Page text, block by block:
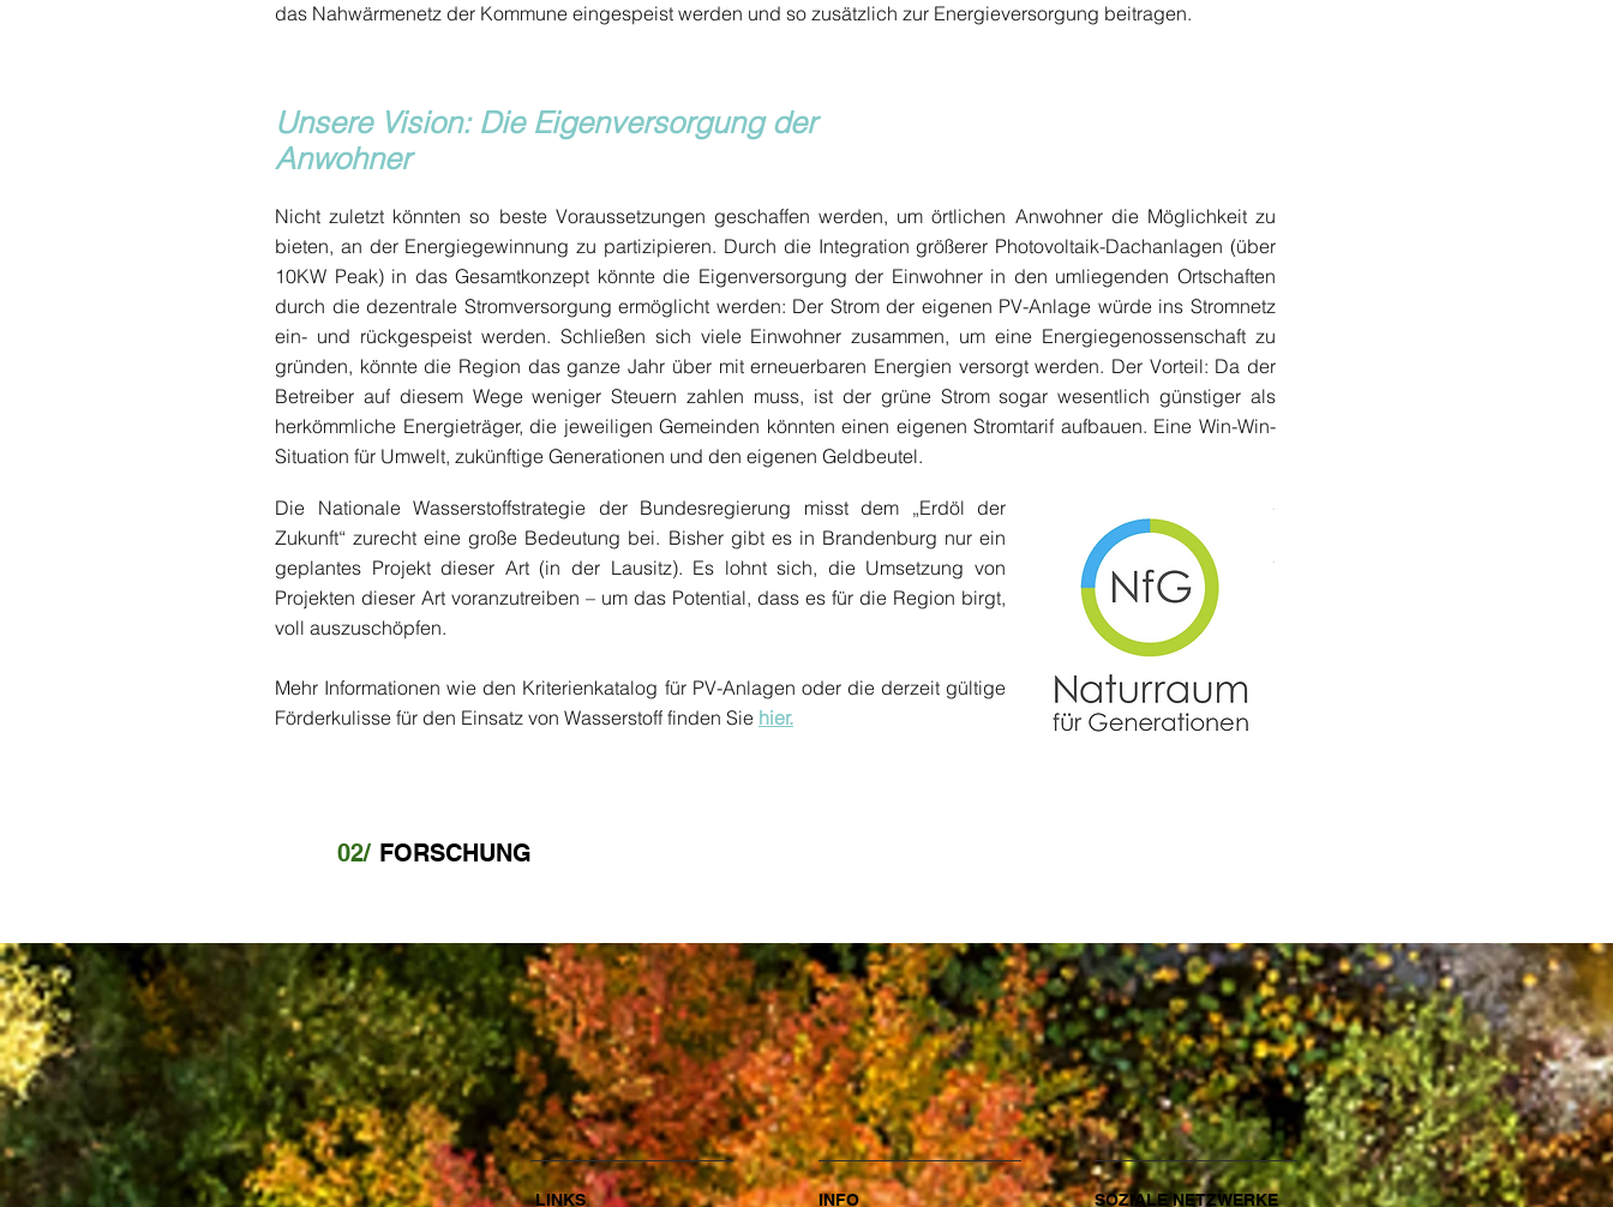
das Nahwärmenetz der Kommune eingespeist werden und so zusätzlich zur Energieversorgung beitragen.
Unsere Vision: Die Eigenversorgung der
Anwohner
Nicht zuletzt könnten so beste Voraussetzungen geschaffen werden, um örtlichen Anwohner die Möglichkeit zu
bieten, an der Energiegewinnung zu partizipieren. Durch die Integration größerer Photovoltaik-Dachanlagen (über
10KW Peak) in das Gesamtkonzept könnte die Eigenversorgung der Einwohner in den umliegenden Ortschaften
durch die dezentrale Stromversorgung ermöglicht werden: Der Strom der eigenen PV-Anlage würde ins Stromnetz
ein- und rückgespeist werden. Schließen sich viele Einwohner zusammen, um eine Energiegenossenschaft zu
gründen, könnte die Region das ganze Jahr über mit erneuerbaren Energien versorgt werden. Der Vorteil: Da der
Betreiber auf diesem Wege weniger Steuern zahlen muss, ist der grüne Strom sogar wesentlich günstiger als
herkömmliche Energieträger, die jeweiligen Gemeinden könnten einen eigenen Stromtarif aufbauen. Eine Win-Win-
Situation für Umwelt, zukünftige Generationen und den eigenen Geldbeutel.
Die Nationale Wasserstoffstrategie der Bundesregierung misst dem „Erdöl der
Zukunft“ zurecht eine große Bedeutung bei. Bisher gibt es in Brandenburg nur ein
geplantes Projekt dieser Art (in der Lausitz). Es lohnt sich, die Umsetzung von
Projekten dieser Art voranzutreiben – um das Potential, dass es für die Region birgt,
voll auszuschöpfen.
Mehr Informationen wie den Kriterienkatalog für PV-Anlagen oder die derzeit gültige
Förderkulisse für den Einsatz von Wasserstoff finden Sie hier.
02/ FORSCHUNG
LINKS INFO SOZIALE NETZWERKE